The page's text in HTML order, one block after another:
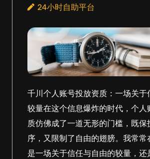
24小时自助平台
千川个人账号投放资质：一场关于
较量在这个信息爆炸的时代，个人
质仿佛成了一道无形的门槛，既保
序，又限制了自由的翅膀。我常常
是一场关于信任与自由的较量，还